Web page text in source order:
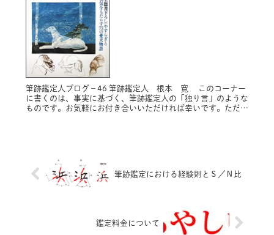
筆跡鑑定人ブログ－46 筆跡鑑定人 根本 寛 このコーナー
に書くのは、事実に基づく、筆跡鑑定人の「独り言」のような
ものです。お気軽にお付き合いいただければ幸いです。ただ
筆跡鑑定における経験則とＳ／Ｎ比
鑑定料金について